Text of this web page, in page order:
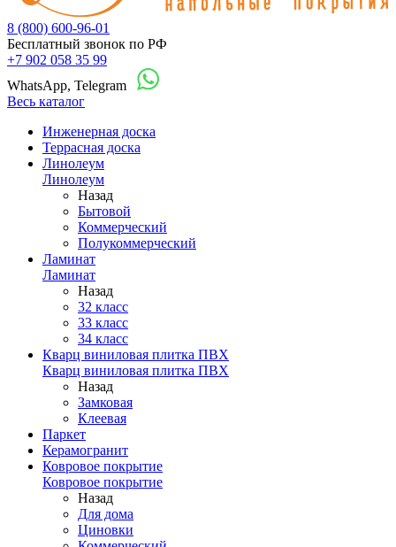
8 (800) 600-96-01
Бесплатный звонок по РФ
+7 902 058 35 99
WhatsApp, Telegram
Весь каталог
Инженерная доска
Террасная доска
Линолеум
Линолеум
Назад
Бытовой
Коммерческий
Полукоммерческий
Ламинат
Ламинат
Назад
32 класс
33 класс
34 класс
Кварц виниловая плитка ПВХ
Кварц виниловая плитка ПВХ
Назад
Замковая
Клеевая
Паркет
Керамогранит
Ковровое покрытие
Ковровое покрытие
Назад
Для дома
Циновки